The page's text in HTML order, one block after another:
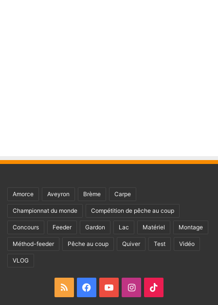
Amorce Aveyron Brème Carpe
Championnat du monde Compétition de pêche au coup
Concours Feeder Gardon Lac Matériel Montage
Méthod-feeder Pêche au coup Quiver Test Vidéo
VLOG
RSS FacebookYouTubeInstagram